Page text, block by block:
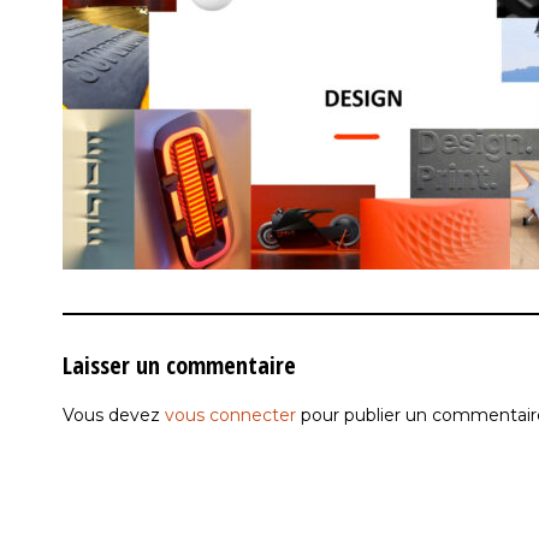
Laisser un commentaire
Vous devez vous connecter pour publier un